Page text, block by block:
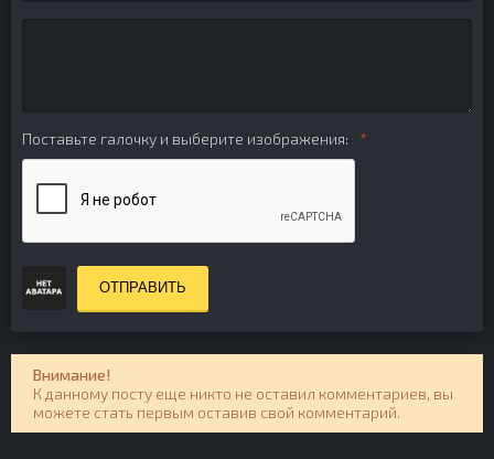
Поставьте галочку и выберите изображения:
ОТПРАВИТЬ
Внимание!
К данному посту еще никто не оставил комментариев, вы
можете стать первым оставив свой комментарий.